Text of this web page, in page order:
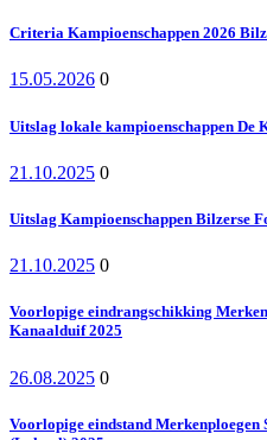
Criteria Kampioenschappen 2026
15.05.2026 0
Uitslag lokale kampioenschappen De
21.10.2025 0
Uitslag Kampioenschappen Bilzerse
21.10.2025 0
Voorlopige eindrangschikking
Kanaalduif 2025
26.08.2025 0
Voorlopige eindstand Merkenploegen